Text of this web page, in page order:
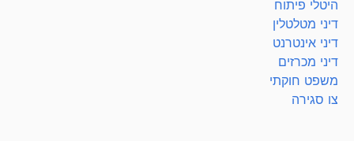
היטלי פיתוח
דיני מטלטלין
דיני אינטרנט
דיני מכרזים
משפט חוקתי
צו סגירה